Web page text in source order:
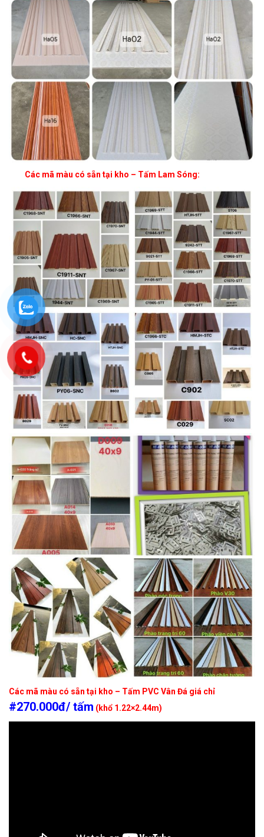
Các mã màu có sẵn tại kho – Tấm Lam Sóng:
Các mã màu có sẵn tại kho – Tấm PVC Vân Đá giá chỉ
#270.000đ/ tấm (khổ 1.22×2.44m)